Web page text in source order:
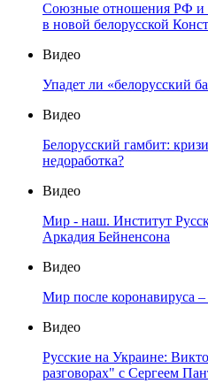
Союзные отношения РФ и
в новой белорусской
Видео
Упадет ли «белорусский
Видео
Белорусский гамбит:
недоработка?
Видео
Мир - наш. Институт
Аркадия Бейненсона
Видео
Мир после коронавируса –
Видео
Русские на Украине:
разговорах" с Сергеем